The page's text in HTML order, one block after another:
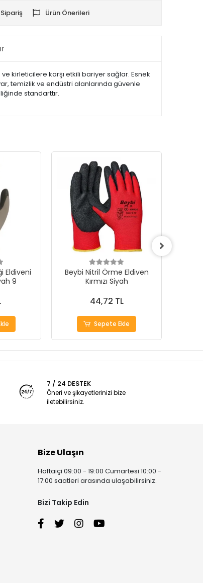
Ürün Önerileri
kirleticilere karşı etkili bariyer sağlar. Esnek
temizlik ve endüstri alanlarında güvenle
standarttır.
Eldiveni
9
Beybi Nitril Örme Eldiven
Kırmızı Siyah
44,72 TL
Sepete Ekle
7 / 24 DESTEK
Öneri ve şikayetlerinizi bize
iletebilirsiniz.
Bize Ulaşın
Haftaiçi 09:00 - 19:00 Cumartesi 10:00 -
17:00 saatleri arasında ulaşabilirsiniz.
Bizi Takip Edin